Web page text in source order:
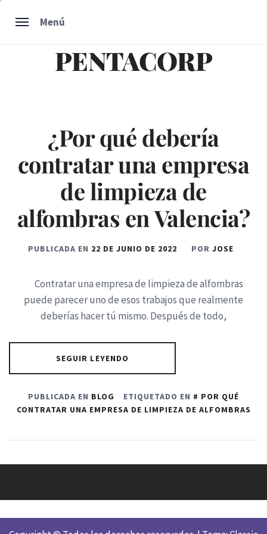
Menú
PENTACORP
¿Por qué debería
contratar una empresa
de limpieza de
alfombras en Valencia?
PUBLICADA EN 22 DE JUNIO DE 2022 POR JOSE
Contratar una empresa de limpieza de alfombras
puede parecer uno de esos trabajos que realmente
deberías hacer tú mismo. Después de todo,
SEGUIR LEYENDO
PUBLICADA EN BLOG ETIQUETADO EN
POR QUÉ
CONTRATAR UNA EMPRESA DE LIMPIEZA DE ALFOMBRAS